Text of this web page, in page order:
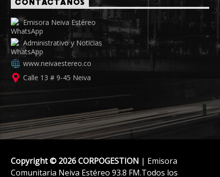
CONTÁCTANOS
Emisora Neiva Estéreo
Administrativo y Noticias
www.neivaestereo.co
Calle 13 # 9-45 Neiva
Copyright © 2026 CORPOGESTION | Emisora
Comunitaria Neiva Estéreo 93.8 FM.Todos los